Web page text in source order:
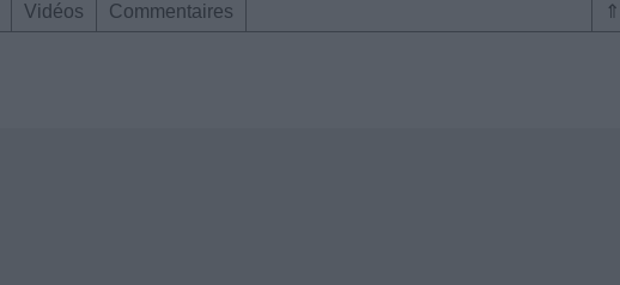
⇑
Vidéos Commentaires